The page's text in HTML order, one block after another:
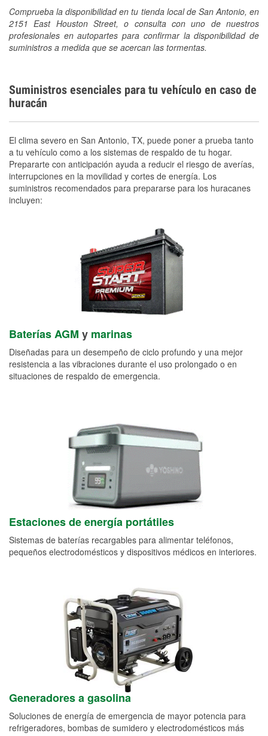
Comprueba la disponibilidad en tu tienda local de San Antonio, en
2151 East Houston Street, o consulta con uno de nuestros
profesionales en autopartes para confirmar la disponibilidad de
suministros a medida que se acercan las tormentas.
Suministros esenciales para tu vehículo en caso de
huracán
El clima severo en San Antonio, TX, puede poner a prueba tanto
a tu vehículo como a los sistemas de respaldo de tu hogar.
Prepararte con anticipación ayuda a reducir el riesgo de averías,
interrupciones en la movilidad y cortes de energía. Los
suministros recomendados para prepararse para los huracanes
incluyen:
Baterías AGM y marinas
Diseñadas para un desempeño de ciclo profundo y una mejor
resistencia a las vibraciones durante el uso prolongado o en
situaciones de respaldo de emergencia.
Estaciones de energía portátiles
Sistemas de baterías recargables para alimentar teléfonos,
pequeños electrodomésticos y dispositivos médicos en interiores.
Generadores a gasolina
Soluciones de energía de emergencia de mayor potencia para
refrigeradores, bombas de sumidero y electrodomésticos más